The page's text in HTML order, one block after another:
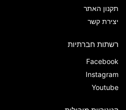
תקנון האתר
יצירת קשר
רשתות חברתיות
Facebook
Instagram
Youtube